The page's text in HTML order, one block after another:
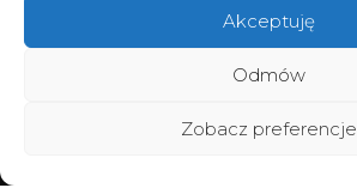
Akceptuję
Odmów
Zobacz preferencje